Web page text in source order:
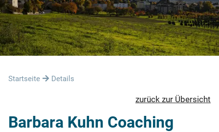
Startseite Details
zurück zur Übersicht
Barbara Kuhn Coaching